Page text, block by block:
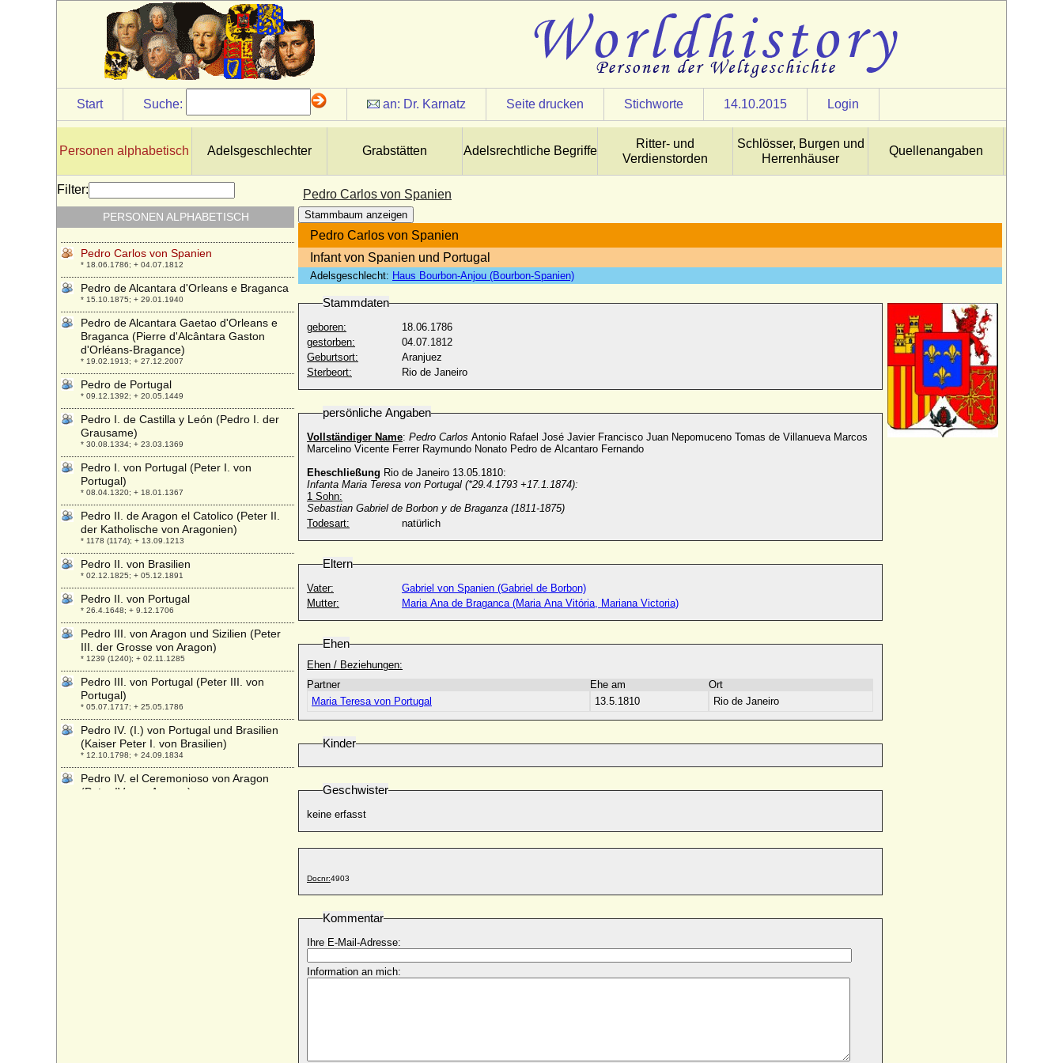
Start Suche: an: Dr. Karnatz Seite drucken Stichworte 14.10.2015 Login
Personen alphabetisch Adelsgeschlechter Grabstätten Adelsrechtliche Begriffe
Ritter- und
Verdienstorden
Schlösser, Burgen und
Herrenhäuser
Quellenangaben
Pedro Carlos von Spanien
Stammbaum anzeigen
Pedro Carlos von Spanien
Infant von Spanien und Portugal
Adelsgeschlecht: Haus Bourbon-Anjou (Bourbon-Spanien)
Stammdaten
geboren:
18.06.1786
gestorben:
04.07.1812
Geburtsort:
Aranjuez
Sterbeort:
Rio de Janeiro
persönliche Angaben
Vollständiger Name: Pedro Carlos Antonio Rafael José Javier Francisco Juan Nepomuceno Tomas de Villanueva Marcos
Marcelino Vicente Ferrer Raymundo Nonato Pedro de Alcantaro Fernando
Eheschließung Rio de Janeiro 13.05.1810:
Infanta Maria Teresa von Portugal (*29.4.1793 +17.1.1874):
1 Sohn:
Sebastian Gabriel de Borbon y de Braganza (1811-1875)
Todesart:
natürlich
Eltern
Vater:
Gabriel von Spanien (Gabriel de Borbon)
Mutter:
Maria Ana de Braganca (Maria Ana Vitória, Mariana Victoria)
Ehen
Ehen / Beziehungen:
Partner
Ehe am
Ort
Maria Teresa von Portugal
13.5.1810 Rio de Janeiro
Kinder
Geschwister
keine erfasst
Docnr:4903
Kommentar
Ihre E-Mail-Adresse:
Information an mich:
Filter:
PERSONEN ALPHABETISCH
Pauline zu Schwarzenberg
* 20.03.1798; + 18.06.1821
Pavlos I. von Griechenland (Paul I. von
Griechenland)
* 14.12.1901; + 06.03.1964
Pavlos von Griechenland
* 20.05.1967;
Pawel Alexandrowitsch Tschawtschawadse
* 1899; + 08.07.1971
Tassis de Cornello)
* unbekannt; + 1496
Pedro Álvarez de Toledo
* 1484; + 1553
Pedro Carlos von Spanien
* 18.06.1786; + 04.07.1812
Pedro de Alcantara d'Orleans e Braganca
* 15.10.1875; + 29.01.1940
Pedro de Alcantara Gaetao d'Orleans e
Braganca (Pierre d'Alcântara Gaston
d'Orléans-Bragance)
* 19.02.1913; + 27.12.2007
Pedro de Portugal
* 09.12.1392; + 20.05.1449
Pedro I. de Castilla y León (Pedro I. der
Grausame)
* 30.08.1334; + 23.03.1369
Pedro I. von Portugal (Peter I. von
Portugal)
* 08.04.1320; + 18.01.1367
Pedro II. de Aragon el Catolico (Peter II.
der Katholische von Aragonien)
* 1178 (1174); + 13.09.1213
Pedro II. von Brasilien
* 02.12.1825; + 05.12.1891
Pedro II. von Portugal
* 26.4.1648; + 9.12.1706
Pedro III. von Aragon und Sizilien (Peter
III. der Grosse von Aragon)
* 1239 (1240); + 02.11.1285
Pedro III. von Portugal (Peter III. von
Portugal)
* 05.07.1717; + 25.05.1786
Pedro IV. (I.) von Portugal und Brasilien
(Kaiser Peter I. von Brasilien)
* 12.10.1798; + 24.09.1834
Pedro IV. el Ceremonioso von Aragon
(Peter IV. von Aragon)